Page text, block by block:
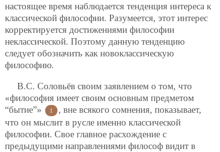
настоящее время наблюдается тенденция интереса к
классической философии. Разумеется, этот интерес
корректируется достижениями философии
неклассической. Поэтому данную тенденцию
следует обозначить как новоклассическую
философию.
В.С. Соловьёв своим заявлением о том, что
«философия имеет своим основным предметом
“бытие”»
1
, вне всякого сомнения, показывает,
что он мыслит в русле именно классической
философии. Свое главное расхождение с
предыдущими направлениями философ видит в